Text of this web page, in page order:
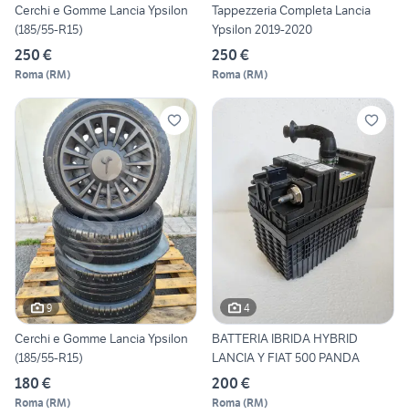
Cerchi e Gomme Lancia Ypsilon
(185/55-R15)
250 €
Roma (RM)
Tappezzeria Completa Lancia
Ypsilon 2019-2020
250 €
Roma (RM)
9
Cerchi e Gomme Lancia Ypsilon
(185/55-R15)
180 €
Roma (RM)
4
BATTERIA IBRIDA HYBRID
LANCIA Y FIAT 500 PANDA
200 €
Roma (RM)